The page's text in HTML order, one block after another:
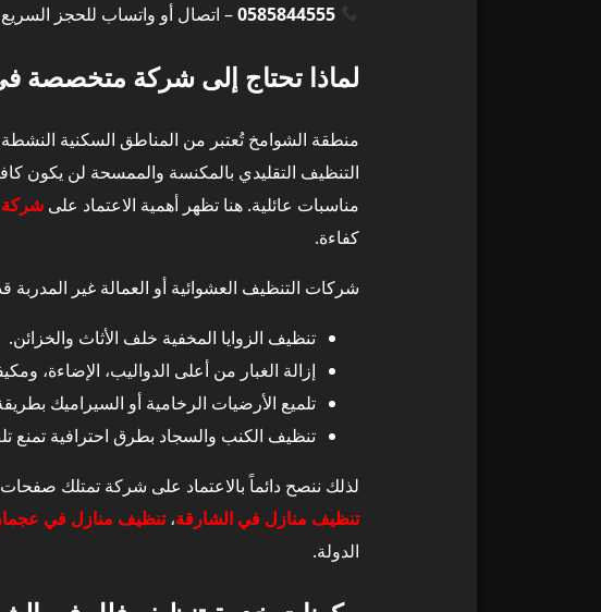
13 2) حالة الفيلا: مأهولة أم جديدة بعد التشطيب؟
15 4) تكرار الخدمة (مرة واحدة أم عقد شهري؟)
نموذج باقات تقريبية لخدمة
17 ربط أسعار تنظيف فلل في
طرق تنظيف فلل في الشوامخ –
0585844555– اتصال أو واتساب للحجز
لماذا تحتاج إلى شركة متخصصة
منطقة الشوامخ تُعتبر من المناطق السكنية
التنظيف التقليدي بالمكنسة والممسحة لن يكون
مناسبات عائلية. هنا تظهر أهمية الاعتماد على
كفاءة.
شركات التنظيف العشوائية أو العمالة غير المدربة
تنظيف الزوايا المخفية خلف الأثاث والخزائن.
إزالة الغبار من أعلى الدواليب، الإضاءة،
تلميع الأرضيات الرخامية أو السيراميك
تنظيف الكنب والسجاد بطرق احترافية تمنع
لذلك ننصح دائماً بالاعتماد على شركة تمتلك
تنظيف منازل في الشارقة،تنظيف منازل في
الدولة.